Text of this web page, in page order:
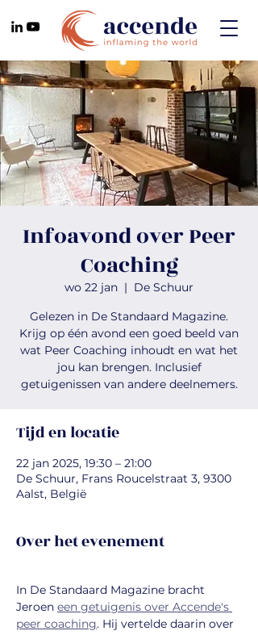
Infoavond over Peer
Coaching
wo 22 jan
  |
De Schuur
Gelezen in De Standaard Magazine.
Krijg op één avond een goed beeld van
wat Peer Coaching inhoudt en wat het
jou kan brengen. Inclusief
getuigenissen van andere deelnemers.
Tijd en locatie
22 jan 2025, 19:30 – 21:00
De Schuur, Frans Roucelstraat 3, 9300
Aalst, België
Over het evenement
In De Standaard Magazine bracht
Jeroen een getuigenis over Accende's
peer coaching. Hij vertelde daarin over